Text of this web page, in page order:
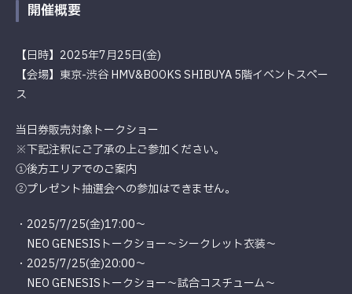
開催概要
【日時】2025年7月25日(金)
【会場】東京-渋谷 HMV&BOOKS SHIBUYA 5階イベントスペー
ス
当日券販売対象トークショー
※下記注釈にご了承の上ご参加ください。
①後方エリアでのご案内
②プレゼント抽選会への参加はできません。
・2025/7/25(金)17:00～
NEO GENESISトークショー～シークレット衣装～
・2025/7/25(金)20:00～
NEO GENESISトークショー～試合コスチューム～